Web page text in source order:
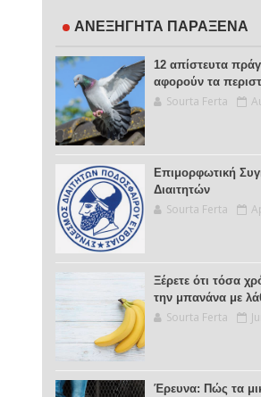
ΑΝΕΞΗΓΗΤΑ ΠΑΡΑΞΕΝΑ
12 απίστευτα
αφορούν τα
Sourta Ferta
Επιμορφωτική
Διαιτητών
Sourta Ferta
Ξέρετε ότι τόσα
την μπανάνα με
Sourta Ferta
Έρευνα: Πώς τα